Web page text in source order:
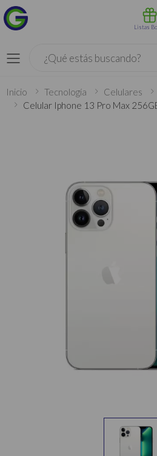
Menú
Listas
Inicio Tecnología Celulares
Celular Iphone 13 Pro Max